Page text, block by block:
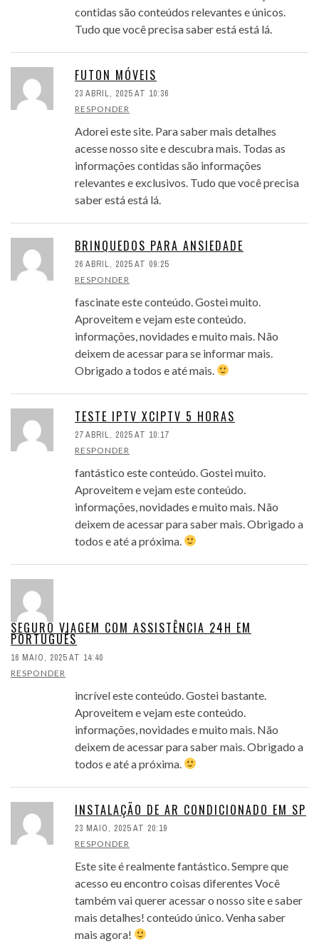
contidas são conteúdos relevantes e únicos.
Tudo que você precisa saber está está lá.
FUTON MÓVEIS
23 ABRIL, 2025 AT 10:36
RESPONDER
Adorei este site. Para saber mais detalhes
acesse nosso site e descubra mais. Todas as
informações contidas são informações
relevantes e exclusivos. Tudo que você precisa
saber está está lá.
BRINQUEDOS PARA ANSIEDADE
26 ABRIL, 2025 AT 09:25
RESPONDER
fascinate este conteúdo. Gostei muito.
Aproveitem e vejam este conteúdo.
informações, novidades e muito mais. Não
deixem de acessar para se informar mais.
Obrigado a todos e até mais.
TESTE IPTV XCIPTV 5 HORAS
27 ABRIL, 2025 AT 10:17
RESPONDER
fantástico este conteúdo. Gostei muito.
Aproveitem e vejam este conteúdo.
informações, novidades e muito mais. Não
deixem de acessar para saber mais. Obrigado a
todos e até a próxima.
SEGURO VIAGEM COM ASSISTÊNCIA 24H EM
PORTUGUÊS
16 MAIO, 2025 AT 14:40
RESPONDER
incrível este conteúdo. Gostei bastante.
Aproveitem e vejam este conteúdo.
informações, novidades e muito mais. Não
deixem de acessar para saber mais. Obrigado a
todos e até a próxima.
INSTALAÇÃO DE AR CONDICIONADO EM SP
23 MAIO, 2025 AT 20:19
RESPONDER
Este site é realmente fantástico. Sempre que
acesso eu encontro coisas diferentes Você
também vai querer acessar o nosso site e saber
mais detalhes! conteúdo único. Venha saber
mais agora!